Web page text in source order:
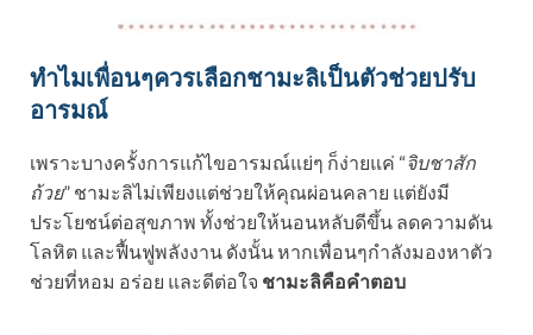
ทำไมเพื่อนๆควรเลือกชามะลิเป็นตัวช่วยปรับ
อารมณ์
เพราะบางครั้งการแก้ไขอารมณ์แย่ๆ ก็ง่ายแค่ “จิบชาสัก
ถ้วย” ชามะลิไม่เพียงแต่ช่วยให้คุณผ่อนคลาย แต่ยังมี
ประโยชน์ต่อสุขภาพ ทั้งช่วยให้นอนหลับดีขึ้น ลดความดัน
โลหิต และฟื้นฟูพลังงาน ดังนั้น หากเพื่อนๆกำลังมองหาตัว
ช่วยที่หอม อร่อย และดีต่อใจ ชามะลิคือคำตอบ